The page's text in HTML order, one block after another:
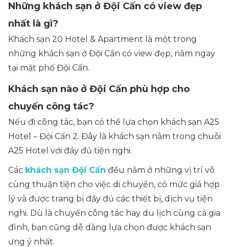
Những khách sạn ở Đội Cấn có view đẹp
nhất là gì?
Khách sạn 20 Hotel & Apartment là một trong
những khách sạn ở Đội Cấn có view đẹp, nằm ngay
tại mặt phố Đội Cấn.
Khách sạn nào ở Đội Cấn phù hợp cho
chuyến công tác?
Nếu đi công tác, bạn có thể lựa chọn khách sạn A25
Hotel – Đội Cấn 2. Đây là khách sạn nằm trong chuỗi
A25 Hotel với đầy đủ tiện nghi.
Các khách sạn Đội Cấn đều nằm ở những vị trí vô
cùng thuận tiện cho việc di chuyển, có mức giá hợp
lý và được trang bị đầy đủ các thiết bị, dịch vụ tiện
nghi. Dù là chuyến công tác hay du lịch cùng cả gia
đình, bạn cũng dễ dàng lựa chọn được khách sạn
ưng ý nhất.